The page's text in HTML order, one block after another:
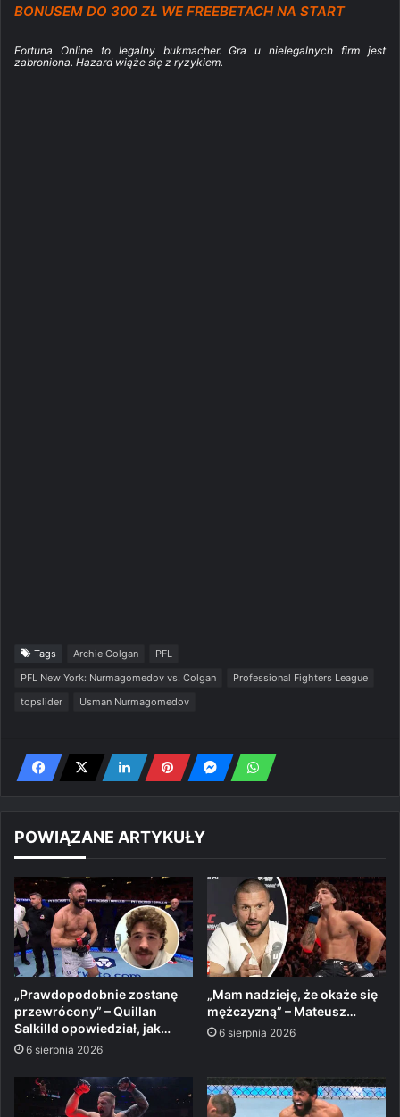
BONUSEM DO 300 ZŁ WE FREEBETACH NA START
Fortuna Online to legalny bukmacher. Gra u nielegalnych firm jest
zabroniona. Hazard wiąże się z ryzykiem.
Tags Archie Colgan
PFL
PFL New York: Nurmagomedov vs. Colgan
Professional Fighters League
topslider
Usman Nurmagomedov
POWIĄZANE ARTYKUŁY
„Prawdopodobnie zostanę
przewrócony” – Quillan
Salkilld opowiedział, jak…
6 sierpnia 2026
„Mam nadzieję, że okaże się
mężczyzną” – Mateusz…
6 sierpnia 2026